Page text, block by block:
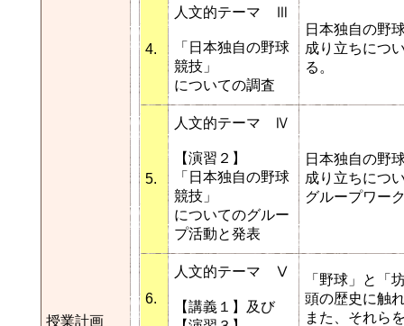
授業計画
4.
人文的テーマ Ⅲ
「日本独自の野球
競技」
についての調査
日本独自の野
成り立ちにつ
る。
5.
人文的テーマ Ⅳ
【演習２】
「日本独自の野球
競技」
についてのグルー
プ活動と発表
日本独自の野
成り立ちにつ
グループワー
6.
人文的テーマ Ⅴ
【講義１】及び
「野球」と「
頭の歴史に触
また、それら